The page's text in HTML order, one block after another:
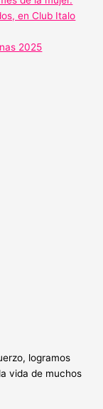
en Club Italo
2025
logramos
vida de muchos